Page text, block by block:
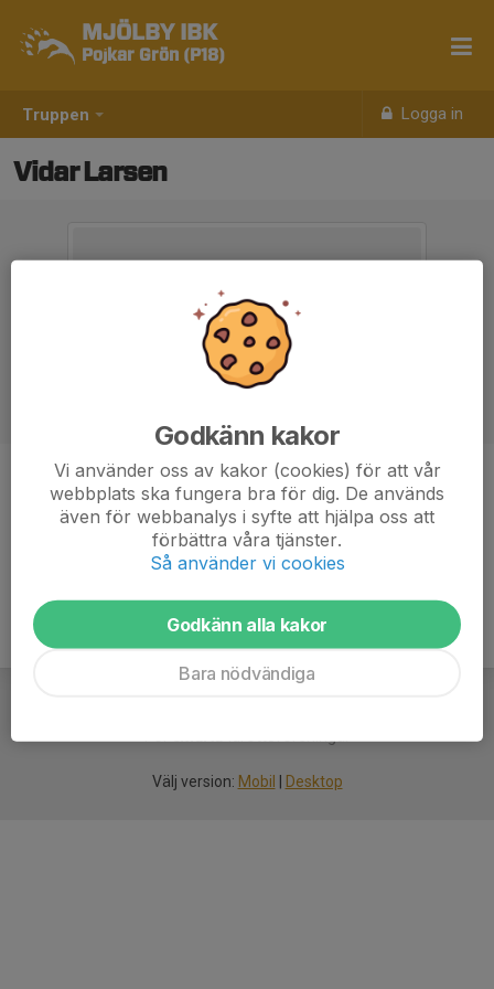
Truppen Logga in
MJÖLBY IBK
Pojkar Grön (P18)
Vidar Larsen
Position
-
8 år
Försmartaidrottsföreningar
Välj version: Mobil Desktop
Godkänn kakor
Vi använder oss av kakor (cookies) för att vår
webbplats ska fungera bra för dig. De används
även för webbanalys i syfte att hjälpa oss att
förbättra våra tjänster.
Så använder vi cookies
Godkänn alla kakor
Bara nödvändiga